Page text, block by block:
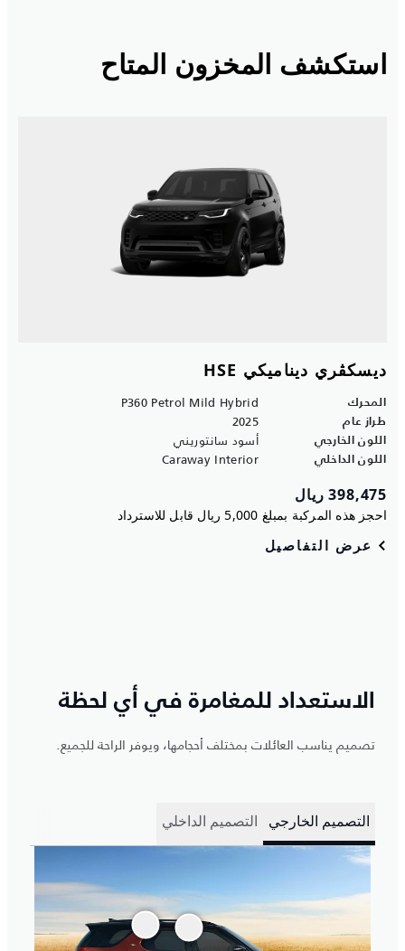
الاستعداد للمغامرة في أي لحظة
تصميم يناسب العائلات بمختلف أحجامها، ويوفر الراحة للجميع.
التصميم الخارجي التصميم الداخلي